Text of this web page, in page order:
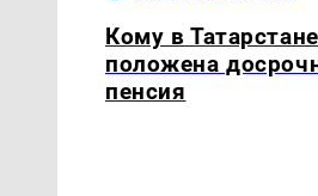
Кому в Татарстане
положена
пенсия